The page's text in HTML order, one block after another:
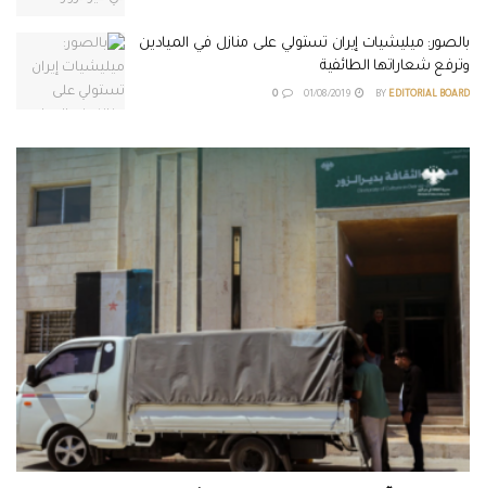
بالصور: ميليشيات إيران تستولي على منازل في الميادين
وترفع شعاراتها الطائفية
BY EDITORIAL BOARD